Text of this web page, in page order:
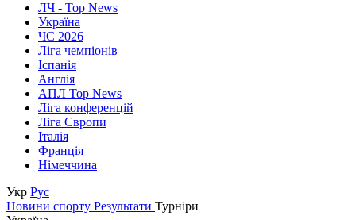
ЛЧ - Top News
Україна
ЧС 2026
Ліга чемпіонів
Іспанія
Англія
АПЛ Top News
Ліга конференцій
Ліга Європи
Італія
Франція
Німеччина
Укр Рус
Новини спорту Результати Турніри